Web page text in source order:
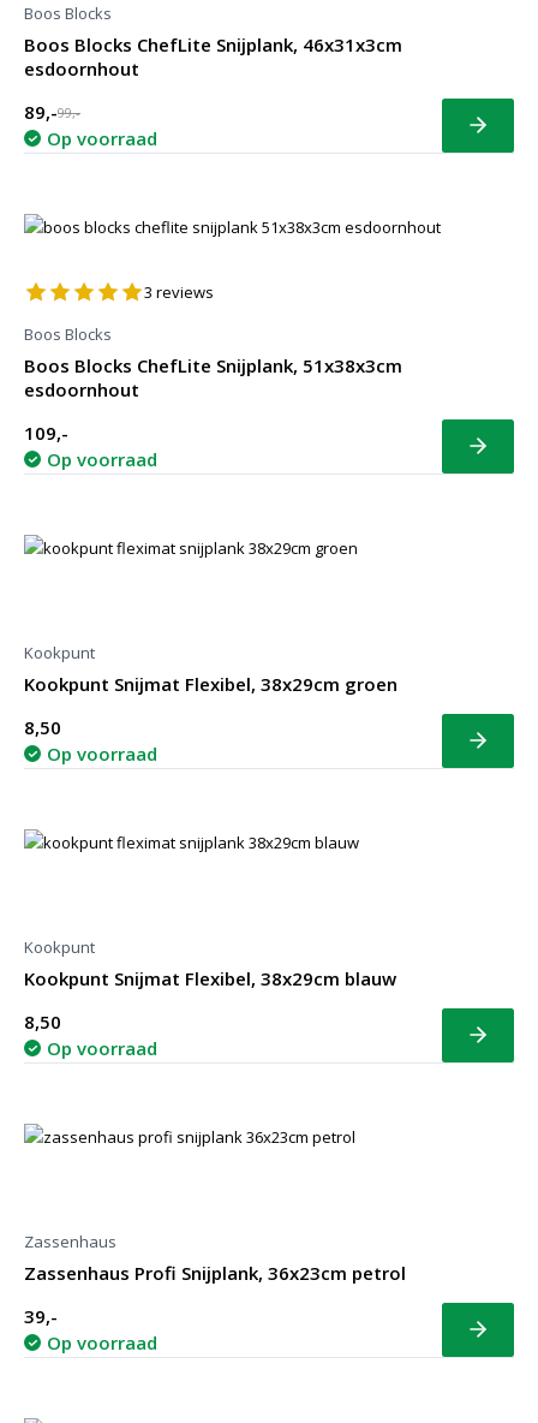
Boos Blocks
Boos Blocks ChefLite Snijplank, 46x31x3cm
esdoornhout
89,-99,-
Op voorraad Bekijk
3 reviews
Boos Blocks
Boos Blocks ChefLite Snijplank, 51x38x3cm
esdoornhout
109,-
Op voorraad
Bekijk
Kookpunt
Kookpunt Snijmat Flexibel, 38x29cm groen
8,50
Op voorraad
Bekijk
Kookpunt
Kookpunt Snijmat Flexibel, 38x29cm blauw
8,50
Op voorraad
Bekijk
Zassenhaus
Zassenhaus Profi Snijplank, 36x23cm petrol
39,-
Op voorraad
Bekijk